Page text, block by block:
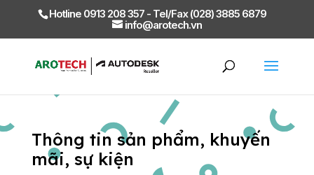
Hotline 0913 208 357 - Tel/Fax (028) 3885 6879
info@arotech.vn
Thông tin sản phẩm, khuyến
mãi, sự kiện